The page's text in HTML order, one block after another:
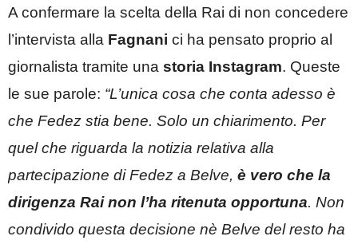
A confermare la scelta della Rai di non concedere
l’intervista alla Fagnani ci ha pensato proprio al
giornalista tramite una storia Instagram. Queste
le sue parole: “L’unica cosa che conta adesso è
che Fedez stia bene. Solo un chiarimento. Per
quel che riguarda la notizia relativa alla
partecipazione di Fedez a Belve, è vero che la
dirigenza Rai non l’ha ritenuta opportuna. Non
condivido questa decisione nè Belve del resto ha